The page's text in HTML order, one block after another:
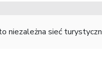
niezależna sieć